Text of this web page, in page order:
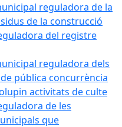
reguladora de la
de la construcció
del registre
reguladora dels
pública concurrència
activitats de culte
de les
que